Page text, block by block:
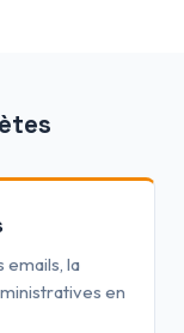
emails, la
en